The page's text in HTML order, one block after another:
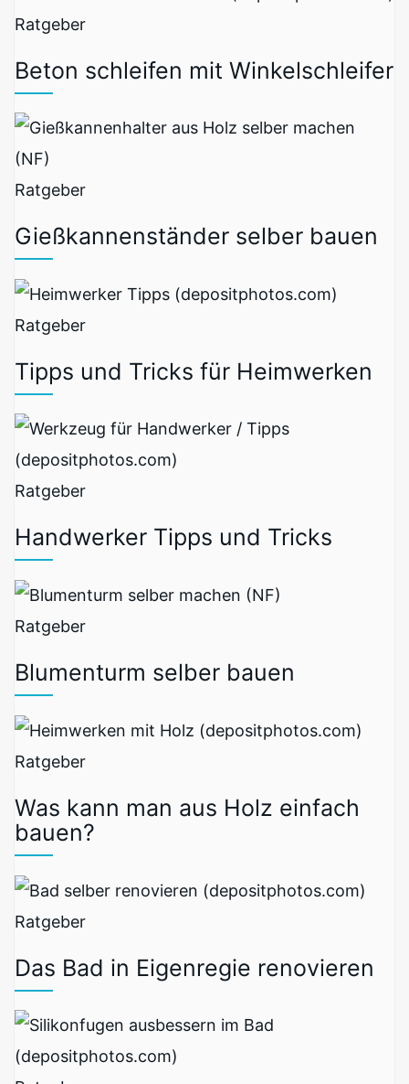
Ratgeber
Beton schleifen mit Winkelschleifer
Ratgeber
Gießkannenständer selber bauen
Ratgeber
Tipps und Tricks für Heimwerken
Ratgeber
Handwerker Tipps und Tricks
Ratgeber
Blumenturm selber bauen
Ratgeber
Was kann man aus Holz einfach
bauen?
Ratgeber
Das Bad in Eigenregie renovieren